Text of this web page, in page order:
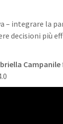
– integrare la
decisioni più
Campanile